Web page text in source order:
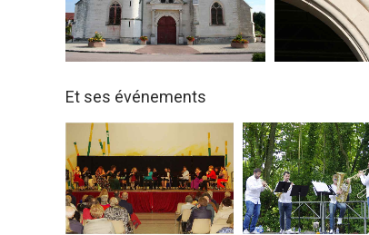
Et ses événements